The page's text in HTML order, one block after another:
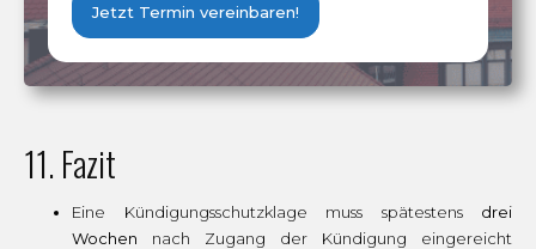
Jetzt Termin vereinbaren!
11. Fazit
Eine Kündigungsschutzklage muss spätestens drei
Wochen nach Zugang der Kündigung eingereicht